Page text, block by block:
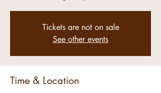
Tickets are not on sale
See other events
Time & Location